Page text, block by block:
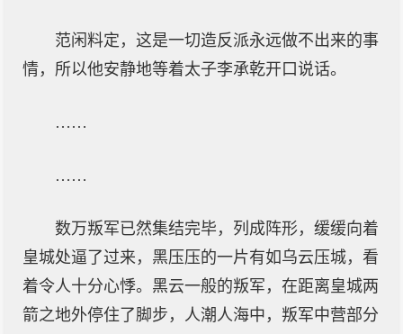
范闲料定，这是一切造反派永远做不出来的事
情，所以他安静地等着太子李承乾开口说话。
……
……
数万叛军已然集结完毕，列成阵形，缓缓向着
皇城处逼了过来，黑压压的一片有如乌云压城，看
着令人十分心悸。黑云一般的叛军，在距离皇城两
箭之地外停住了脚步，人潮人海中，叛军中营部分